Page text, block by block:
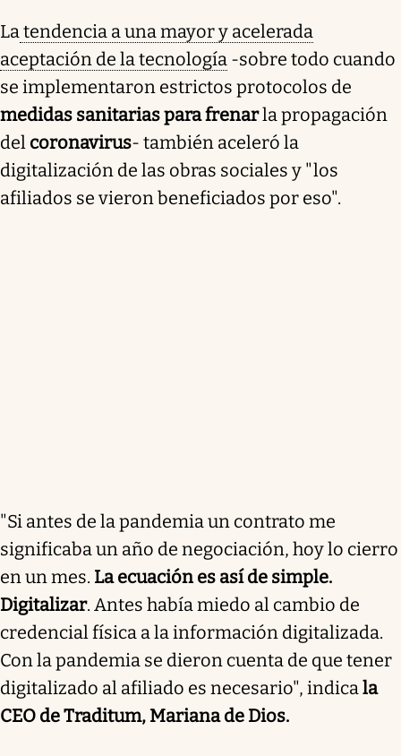
Latendencia a una mayor y acelerada
aceptación de la tecnología -sobre todo cuando
se implementaron estrictos protocolos de
medidas sanitarias para frenarla propagación
del coronavirus- también aceleró la
digitalización de las obras sociales y "los
afiliados se vieron beneficiados por eso".
"Si antes de la pandemia un contrato me
significaba un año de negociación, hoy lo cierro
en un mes. La ecuación es así de simple.
Digitalizar. Antes había miedo al cambio de
credencial física a la información digitalizada.
Con la pandemia se dieron cuenta de que tener
digitalizado al afiliado es necesario", indicala
CEO de Traditum, Mariana de Dios.